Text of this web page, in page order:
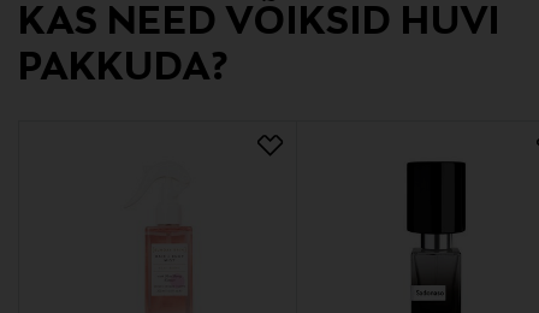
info@tmcnordic.com
Märksõnad
KAS NEED VÕIKSID HUVI
PAKKUDA?